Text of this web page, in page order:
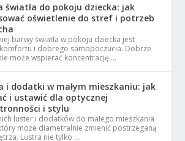
światła do pokoju dziecka: jak
oświetlenie do stref i potrzeb
barwy światła w pokoju dziecka jest
i dobrego samopoczucia. Dobrze
może wspierać koncentrację …
i dodatki w małym mieszkaniu: jak
i ustawić dla optycznej
i stylu
luster i dodatków do małego mieszkania
może diametralnie zmienić postrzeganą
Lustra nie tylko …